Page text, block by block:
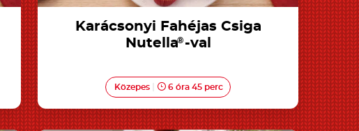
Karácsonyi Fahéjas Csiga
Nutella® -val
Közepes 6 óra 45 perc